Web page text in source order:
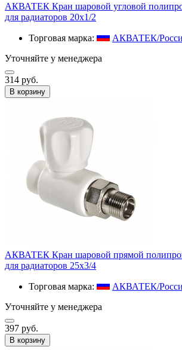
АКВАТЕК Кран шаровой угловой
для радиаторов 20x1/2
Торговая марка:
АКВАТЕК/
Уточняйте у менеджера
314 руб.
В корзину
АКВАТЕК Кран шаровой прямой
для радиаторов 25x3/4
Торговая марка:
АКВАТЕК/
Уточняйте у менеджера
397 руб.
В корзину